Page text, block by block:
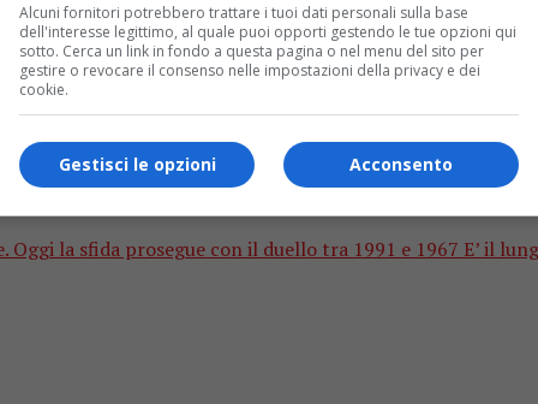
E’ il 1990 a stravincere con il
la sfida prosegue con il duello tra 1991 e 1967 E’ il
Alcuni fornitori potrebbero trattare i tuoi dati personali sulla base
dell'interesse legittimo, al quale puoi opporti gestendo le tue opzioni qui
sotto. Cerca un link in fondo a questa pagina o nel menu del sito per
gestire o revocare il consenso nelle impostazioni della privacy e dei
cookie.
Acconsento
Gestisci le opzioni